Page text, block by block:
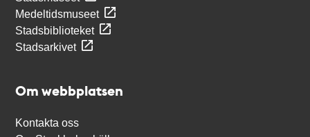
Medeltidsmuseet
Stadsbiblioteket
Stadsarkivet
Om webbplatsen
Kontakta oss